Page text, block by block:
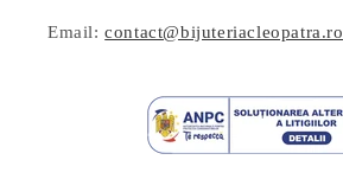
Email:contact@bijuteriacleopatra.ro